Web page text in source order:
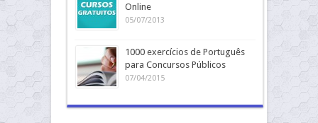
Online
05/07/2013
1000 exercícios de Português
para Concursos Públicos
07/04/2015